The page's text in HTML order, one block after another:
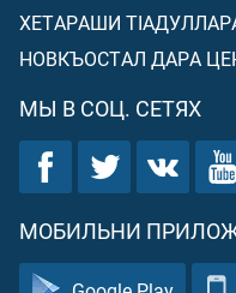
ХЕТАРАШИ
НОВКЪОСТАЛ ДАРА
МЫ В СОЦ. СЕТЯХ
МОБИЛЬНИ